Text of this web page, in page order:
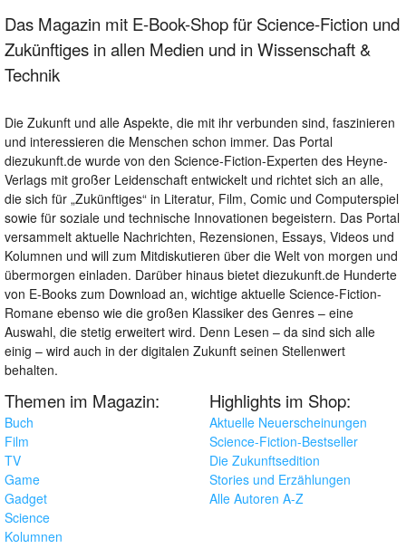
Das Magazin mit E-Book-Shop für Science-Fiction und
Zukünftiges in allen Medien und in Wissenschaft &
Technik
Die Zukunft und alle Aspekte, die mit ihr verbunden sind, faszinieren
und interessieren die Menschen schon immer. Das Portal
diezukunft.de wurde von den Science-Fiction-Experten des Heyne-
Verlags mit großer Leidenschaft entwickelt und richtet sich an alle,
die sich für „Zukünftiges“ in Literatur, Film, Comic und Computerspiel
sowie für soziale und technische Innovationen begeistern. Das Portal
versammelt aktuelle Nachrichten, Rezensionen, Essays, Videos und
Kolumnen und will zum Mitdiskutieren über die Welt von morgen und
übermorgen einladen. Darüber hinaus bietet diezukunft.de Hunderte
von E-Books zum Download an, wichtige aktuelle Science-Fiction-
Romane ebenso wie die großen Klassiker des Genres – eine
Auswahl, die stetig erweitert wird. Denn Lesen – da sind sich alle
einig – wird auch in der digitalen Zukunft seinen Stellenwert
behalten.
Themen im Magazin:
Buch
Film
TV
Game
Gadget
Science
Kolumnen
Highlights im Shop:
Aktuelle Neuerscheinungen
Science-Fiction-Bestseller
Die Zukunftsedition
Stories und Erzählungen
Alle Autoren A-Z